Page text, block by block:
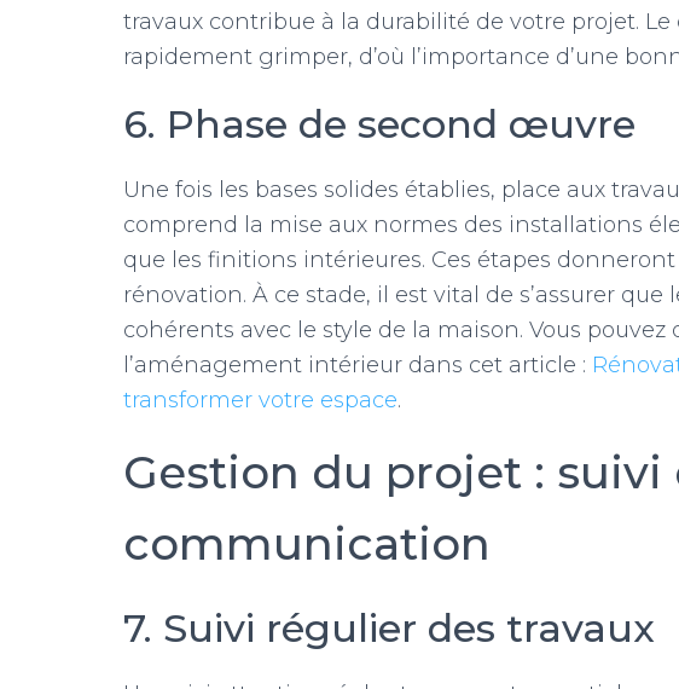
travaux contribue à la durabilité de votre projet.
rapidement grimper, d’où l’importance d’une
6. Phase de second œuvre
Une fois les bases solides établies, place aux
comprend la mise aux normes des installations
que les finitions intérieures. Ces étapes
rénovation. À ce stade, il est vital de s’assurer
cohérents avec le style de la maison. Vous pouvez
l’aménagement intérieur dans cet article :
transformer votre espace.
Gestion du projet : suivi
communication
7. Suivi régulier des travaux